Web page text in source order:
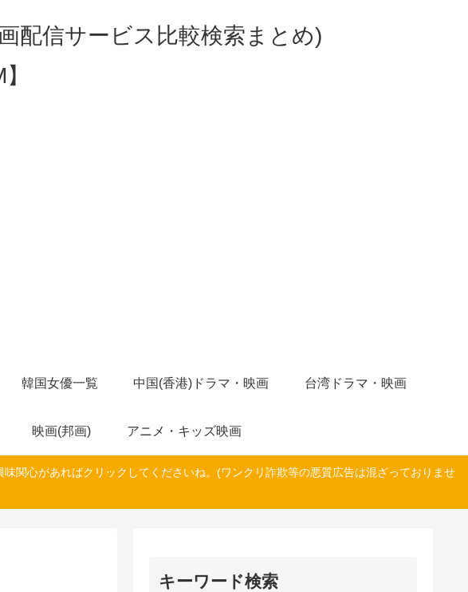
配信サービス比較検索まとめ)
韓国女優一覧 中国(香港)ドラマ・映画 台湾ドラマ・映画
映画(邦画) アニメ・キッズ映画
関心があればクリックしてくださいね。(ワンクリ詐欺等の悪質広告は混ざっておりませ
キーワード検索